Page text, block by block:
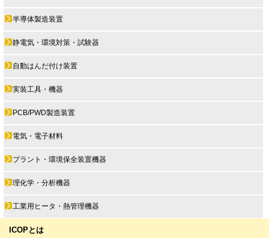
半導体製造装置
静電気・環境対策・試験器
自動はんだ付け装置
実装工具・機器
PCB/PWD製造装置
電気・電子材料
プラント・環境保全装置機器
理化学・分析機器
工業用ヒータ・熱管理機器
ICOPとは